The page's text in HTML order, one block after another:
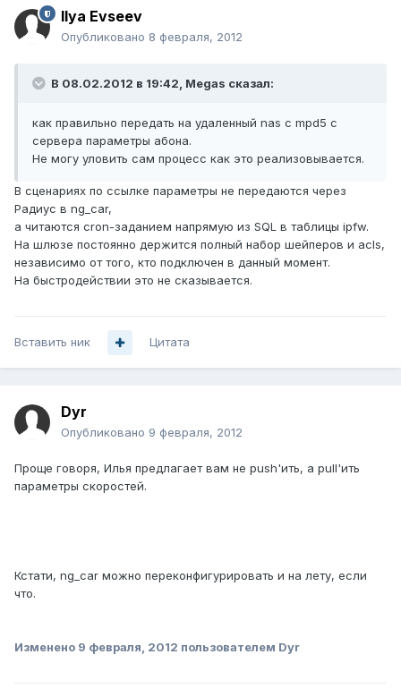
Ilya Evseev
Опубликовано 8 февраля, 2012
В 08.02.2012 в 19:42, Megas сказал:
как правильно передать на удаленный nas с mpd5 с
сервера параметры абона.
Не могу уловить сам процесс как это реализовывается.
В сценариях по ссылке параметры не передаются через
Радиус в ng_car,
а читаются cron-заданием напрямую из SQL в таблицы ipfw.
На шлюзе постоянно держится полный набор шейперов и acls,
независимо от того, кто подключен в данный момент.
На быстродействии это не сказывается.
Вставить ник Цитата
Dyr
Опубликовано 9 февраля, 2012
Проще говоря, Илья предлагает вам не push'ить, а pull'ить
параметры скоростей.
Кстати, ng_car можно переконфигурировать и на лету, если
что.
Изменено 9 февраля, 2012 пользователем Dyr